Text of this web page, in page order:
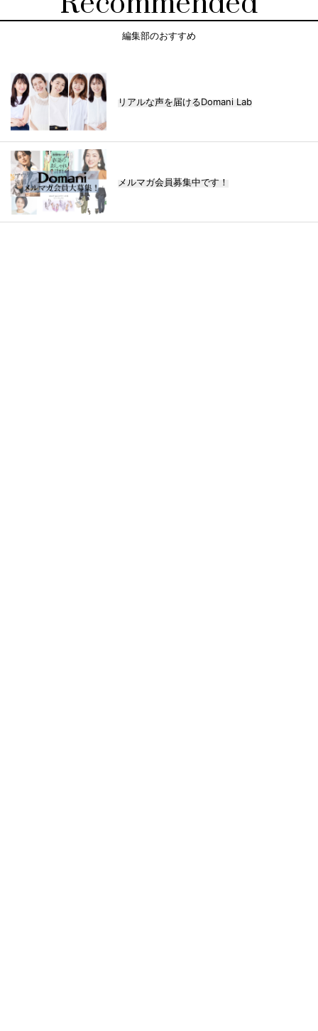
編集部のおすすめ
リアルな声を届けるDomani Lab
メルマガ会員募集中です！